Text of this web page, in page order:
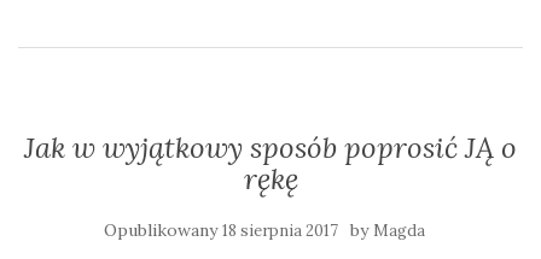
Jak w wyjątkowy sposób poprosić JĄ o
rękę
Opublikowany18 sierpnia 2017 by Magda